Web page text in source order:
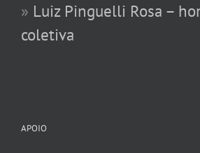
» Luiz Pinguelli Rosa –
coletiva
APOIO